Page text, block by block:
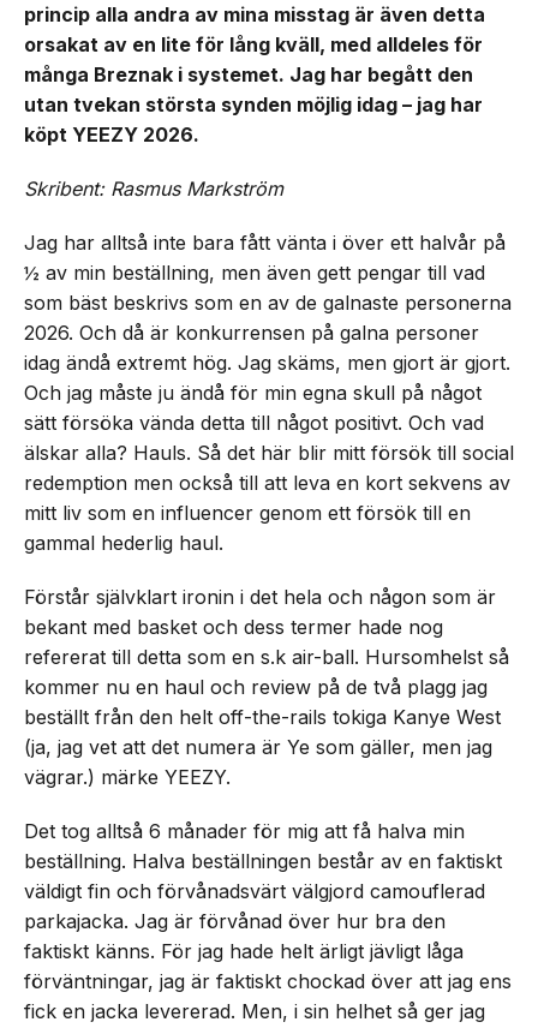
princip alla andra av mina misstag är även detta
orsakat av en lite för lång kväll, med alldeles för
många Breznak i systemet. Jag har begått den
utan tvekan största synden möjlig idag – jag har
köpt YEEZY 2026.
Skribent: Rasmus Markström
Jag har alltså inte bara fått vänta i över ett halvår på
½ av min beställning, men även gett pengar till vad
som bäst beskrivs som en av de galnaste personerna
2026. Och då är konkurrensen på galna personer
idag ändå extremt hög. Jag skäms, men gjort är gjort.
Och jag måste ju ändå för min egna skull på något
sätt försöka vända detta till något positivt. Och vad
älskar alla? Hauls. Så det här blir mitt försök till social
redemption men också till att leva en kort sekvens av
mitt liv som en influencer genom ett försök till en
gammal hederlig haul.
Förstår självklart ironin i det hela och någon som är
bekant med basket och dess termer hade nog
refererat till detta som en s.k air-ball. Hursomhelst så
kommer nu en haul och review på de två plagg jag
beställt från den helt off-the-rails tokiga Kanye West
(ja, jag vet att det numera är Ye som gäller, men jag
vägrar.) märke YEEZY.
Det tog alltså 6 månader för mig att få halva min
beställning. Halva beställningen består av en faktiskt
väldigt fin och förvånadsvärt välgjord camouflerad
parkajacka. Jag är förvånad över hur bra den
faktiskt känns. För jag hade helt ärligt jävligt låga
förväntningar, jag är faktiskt chockad över att jag ens
fick en jacka levererad. Men, i sin helhet så ger jag